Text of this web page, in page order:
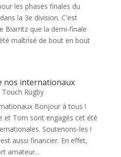
les phases finales du
la 3e division. C'est
Biarritz que la demi-finale
maîtrisé de bout en bout
nos internationaux
Touch Rugby
Bonjour à tous !
et Tom sont engagés cet été
Soutenons-les !
aussi financier. En effet,
amateur...